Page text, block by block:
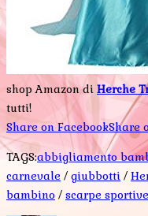
shop Amazon di Herche
tutti!
Share on FacebookShare
TAGS:abbigliamento
carnevale / giubbotti /
bambino / scarpe sportive